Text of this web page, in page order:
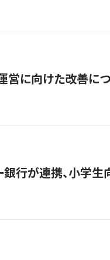
営に向けた改善に
銀行が連携、小学